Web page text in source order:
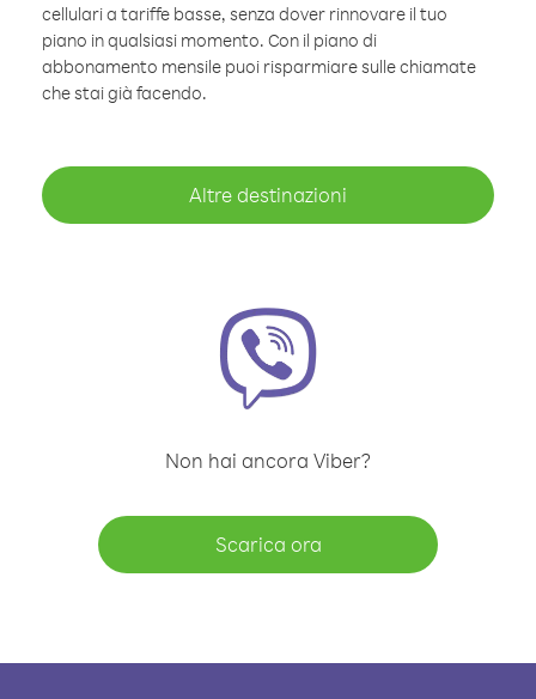
cellulari a tariffe basse, senza dover rinnovare il tuo
piano in qualsiasi momento. Con il piano di
abbonamento mensile puoi risparmiare sulle chiamate
che stai già facendo.
Altre destinazioni
Non hai ancora Viber?
Scarica ora